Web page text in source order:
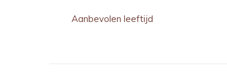
Aanbevolen leeftijd